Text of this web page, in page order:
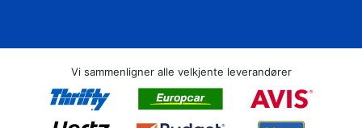
Vi sammenligner alle velkjente leverandører